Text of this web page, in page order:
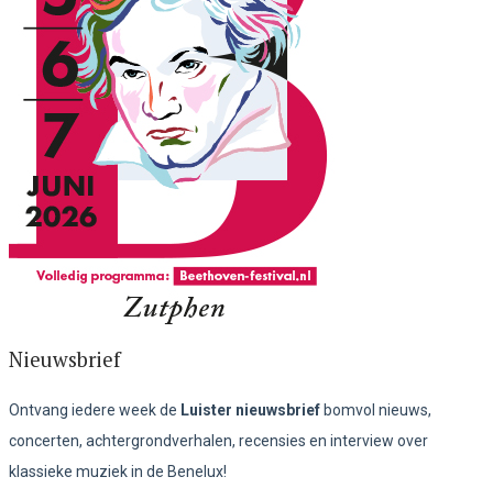
Nieuwsbrief
Ontvang iedere week de Luister nieuwsbrief bomvol nieuws,
concerten, achtergrondverhalen, recensies en interview over
klassieke muziek in de Benelux!